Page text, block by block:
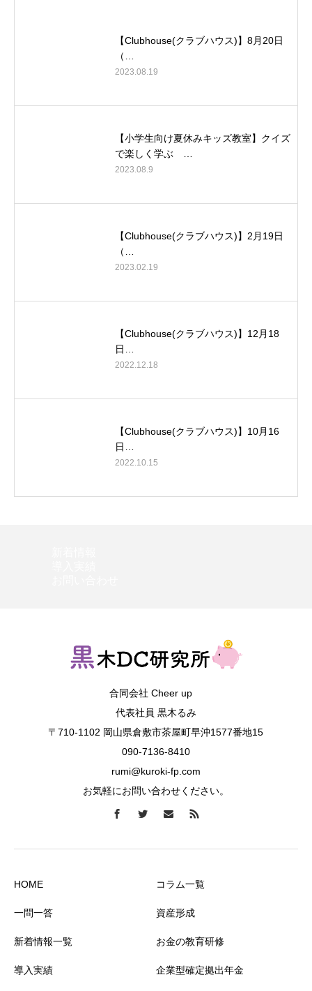
【Clubhouse(クラブハウス)】8月20日
（…
2023.08.19
【小学生向け夏休みキッズ教室】クイズ
で楽しく学ぶ …
2023.08.9
【Clubhouse(クラブハウス)】2月19日
（…
2023.02.19
【Clubhouse(クラブハウス)】12月18
日…
2022.12.18
【Clubhouse(クラブハウス)】10月16
日…
2022.10.15
合同会社 Cheer up
代表社員 黒木るみ
〒710-1102 岡山県倉敷市茶屋町早沖1577番地15
090-7136-8410
rumi@kuroki-fp.com
お気軽にお問い合わせください。
HOME
一問一答
新着情報一覧
導入実績
コラム一覧
資産形成
お金の教育研修
企業型確定拠出年金